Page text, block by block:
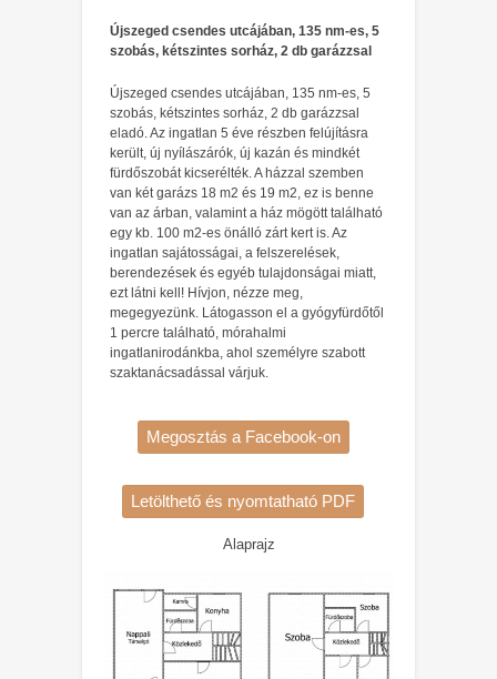
Újszeged csendes utcájában, 135 nm-es, 5
szobás, kétszintes sorház, 2 db garázzsal
Újszeged csendes utcájában, 135 nm-es, 5
szobás, kétszintes sorház, 2 db garázzsal
eladó. Az ingatlan 5 éve részben felújításra
került, új nyílászárók, új kazán és mindkét
fürdőszobát kicserélték. A házzal szemben
van két garázs 18 m2 és 19 m2, ez is benne
van az árban, valamint a ház mögött található
egy kb. 100 m2-es önálló zárt kert is. Az
ingatlan sajátosságai, a felszerelések,
berendezések és egyéb tulajdonságai miatt,
ezt látni kell! Hívjon, nézze meg,
megegyezünk. Látogasson el a gyógyfürdőtől
1 percre található, mórahalmi
ingatlanirodánkba, ahol személyre szabott
szaktanácsadással várjuk.
Megosztás a Facebook-on
Letölthető és nyomtatható PDF
Alaprajz